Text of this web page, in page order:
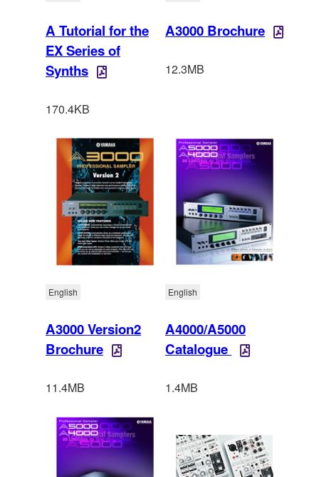
A Tutorial for the
EX Series of
Synths
170.4KB
A3000 Brochure
12.3MB
A3000 Version2
Brochure
English
11.4MB
A4000/A5000
Catalogue
English
1.4MB